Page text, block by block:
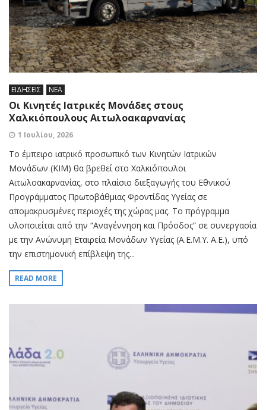
ΕΙΔΗΣΕΙΣ ΝΕΑ
Οι Κινητές Ιατρικές Μονάδες στους
Χαλκιόπουλους Αιτωλοακαρνανίας
1 Ιουλίου, 2026
Το έμπειρο ιατρικό προσωπικό των Κινητών Ιατρικών
Μονάδων (ΚΙΜ) θα βρεθεί στο Χαλκιόπουλοι
Αιτωλοακαρνανίας, στο πλαίσιο διεξαγωγής του Εθνικού
Προγράμματος Πρωτοβάθμιας Φροντίδας Υγείας σε
απομακρυσμένες περιοχές της χώρας μας. Το πρόγραμμα
υλοποιείται από την “Αναγέννηση και Πρόοδος” σε συνεργασία
με την Ανώνυμη Εταιρεία Μονάδων Υγείας (Α.Ε.Μ.Υ. Α.Ε.), υπό
την επιστημονική επίβλεψη της...
READ MORE